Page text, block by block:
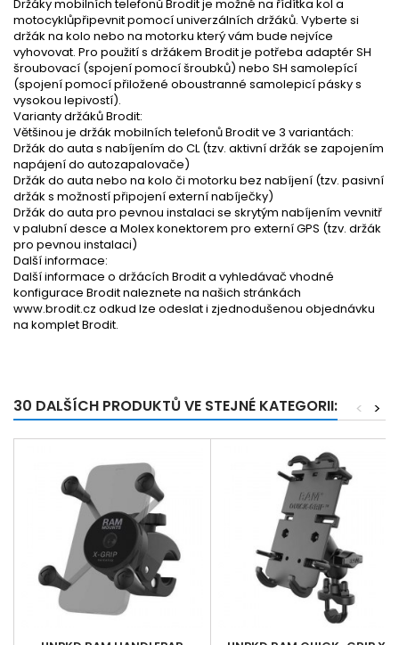
Držáky mobilních telefonů Brodit je možné na řídítka kol a
motocyklůpřipevnit pomocí univerzálních držáků. Vyberte si
držák na kolo nebo na motorku který vám bude nejvíce
vyhovovat. Pro použití s držákem Brodit je potřeba adaptér SH
šroubovací (spojení pomocí šroubků) nebo SH samolepící
(spojení pomocí přiložené oboustranné samolepicí pásky s
vysokou lepivostí).
Varianty držáků Brodit:
Většinou je držák mobilních telefonů Brodit ve 3 variantách:
Držák do auta s nabíjením do CL (tzv. aktivní držák se zapojením
napájení do autozapalovače)
Držák do auta nebo na kolo či motorku bez nabíjení (tzv. pasivní
držák s možností připojení externí nabíječky)
Držák do auta pro pevnou instalaci se skrytým nabíjením vevnitř
v palubní desce a Molex konektorem pro externí GPS (tzv. držák
pro pevnou instalaci)
Další informace:
Další informace o držácích Brodit a vyhledávač vhodné
konfigurace Brodit naleznete na našich stránkách
www.brodit.cz odkud lze odeslat i zjednodušenou objednávku
na komplet Brodit.
30 DALŠÍCH PRODUKTŮ VE STEJNÉ KATEGORII: >
<